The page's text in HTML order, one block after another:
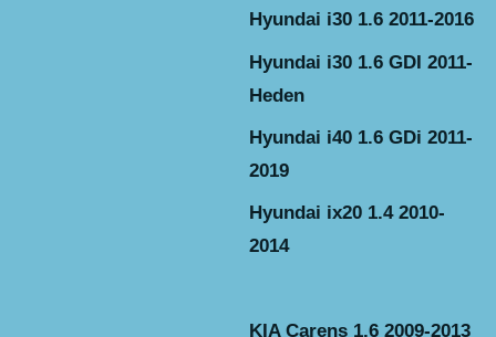
Hyundai i30 1.6 2011-2016
Hyundai i30 1.6 GDI 2011-
Heden
Hyundai i40 1.6 GDi 2011-
2019
Hyundai ix20 1.4 2010-
2014
KIA Carens 1.6 2009-2013